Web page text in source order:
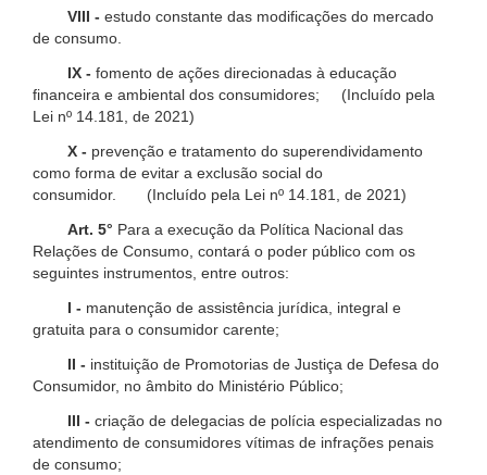
VIII - estudo constante das modificações do mercado
de consumo.
IX - fomento de ações direcionadas à educação
financeira e ambiental dos consumidores; (Incluído pela
Lei nº 14.181, de 2021)
X - prevenção e tratamento do superendividamento
como forma de evitar a exclusão social do
consumidor. (Incluído pela Lei nº 14.181, de 2021)
Art. 5° Para a execução da Política Nacional das
Relações de Consumo, contará o poder público com os
seguintes instrumentos, entre outros:
I - manutenção de assistência jurídica, integral e
gratuita para o consumidor carente;
II - instituição de Promotorias de Justiça de Defesa do
Consumidor, no âmbito do Ministério Público;
III - criação de delegacias de polícia especializadas no
atendimento de consumidores vítimas de infrações penais
de consumo;